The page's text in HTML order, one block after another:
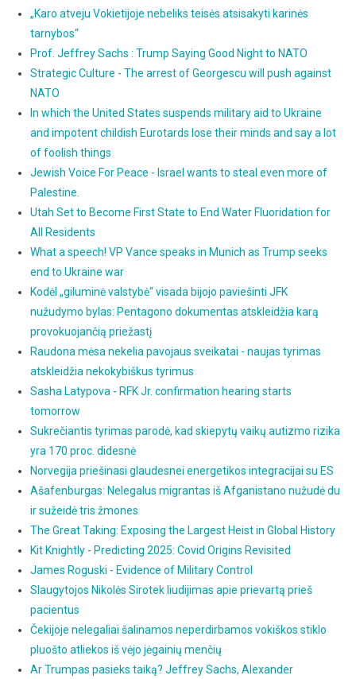
„Karo atveju Vokietijoje nebeliks teisės atsisakyti karinės
tarnybos“
Prof. Jeffrey Sachs : Trump Saying Good Night to NATO
Strategic Culture - The arrest of Georgescu will push against
NATO
In which the United States suspends military aid to Ukraine
and impotent childish Eurotards lose their minds and say a lot
of foolish things
Jewish Voice For Peace - Israel wants to steal even more of
Palestine.
Utah Set to Become First State to End Water Fluoridation for
All Residents
What a speech! VP Vance speaks in Munich as Trump seeks
end to Ukraine war
Kodėl „giluminė valstybė“ visada bijojo paviešinti JFK
nužudymo bylas: Pentagono dokumentas atskleidžia karą
provokuojančią priežastį
Raudona mėsa nekelia pavojaus sveikatai - naujas tyrimas
atskleidžia nekokybiškus tyrimus
Sasha Latypova - RFK Jr. confirmation hearing starts
tomorrow
Sukrečiantis tyrimas parodė, kad skiepytų vaikų autizmo rizika
yra 170 proc. didesnė
Norvegija priešinasi glaudesnei energetikos integracijai su ES
Ašafenburgas: Nelegalus migrantas iš Afganistano nužudė du
ir sužeidė tris žmones
The Great Taking: Exposing the Largest Heist in Global History
Kit Knightly - Predicting 2025: Covid Origins Revisited
James Roguski - Evidence of Military Control
Slaugytojos Nikolės Sirotek liudijimas apie prievartą prieš
pacientus
Čekijoje nelegaliai šalinamos neperdirbamos vokiškos stiklo
pluošto atliekos iš vėjo jėgainių menčių
Ar Trumpas pasieks taiką? Jeffrey Sachs, Alexander